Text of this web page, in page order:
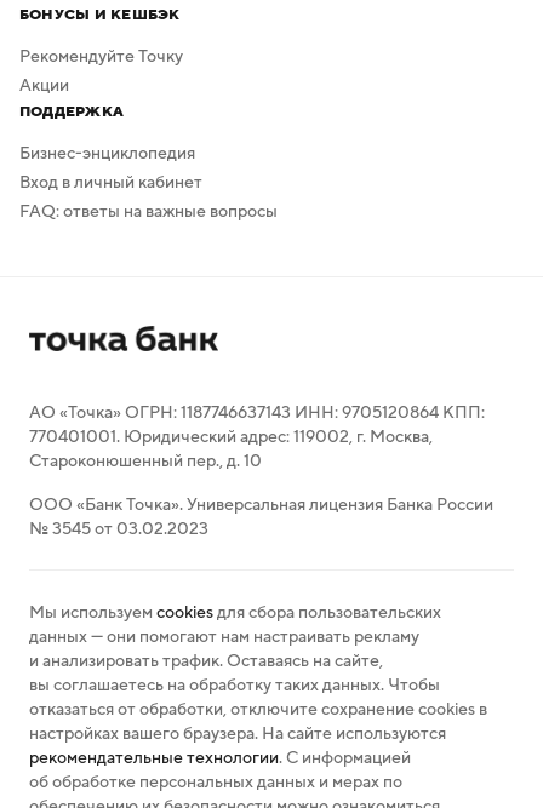
БОНУСЫ И КЕШБЭК
Рекомендуйте Точку
Акции
ПОДДЕРЖКА
Бизнес-энциклопедия
Вход в личный кабинет
FAQ: ответы на важные вопросы
АО «Точка» ОГРН: 1187746637143 ИНН: 9705120864 КПП:
770401001. Юридический адрес: 119002, г. Москва,
Староконюшенный пер., д. 10
ООО «Банк Точка». Универсальная лицензия Банка России
№ 3545 от 03.02.2023
Мы используем cookiesдля сбора пользовательских
данных — они помогают нам настраивать рекламу
и анализировать трафик. Оставаясь на сайте,
вы соглашаетесь на обработку таких данных. Чтобы
отказаться от обработки, отключите сохранение cookies в
настройках вашего браузера. На сайте используются
рекомендательные технологии. С информацией
об обработке персональных данных и мерах по